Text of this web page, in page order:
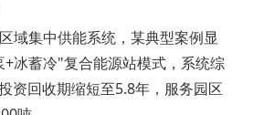
域集中供能系统，某典型案例显
冰蓄冷"复合能源站模式，系统综
资回收期缩短至5.8年，服务园区